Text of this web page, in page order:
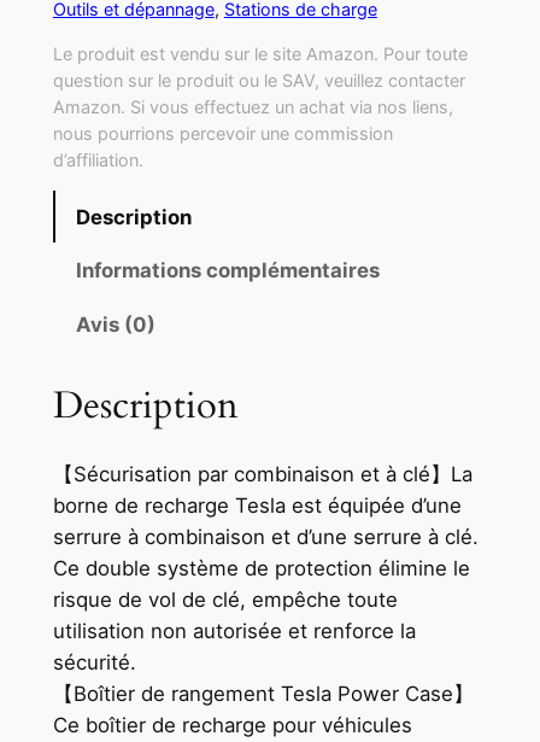
Outils et dépannage, Stations de charge
Le produit est vendu sur le site Amazon. Pour toute
question sur le produit ou le SAV, veuillez contacter
Amazon. Si vous effectuez un achat via nos liens,
nous pourrions percevoir une commission
d’affiliation.
Description
Informations complémentaires
Avis (0)
Description
【Sécurisation par combinaison et à clé】La
borne de recharge Tesla est équipée d’une
serrure à combinaison et d’une serrure à clé.
Ce double système de protection élimine le
risque de vol de clé, empêche toute
utilisation non autorisée et renforce la
sécurité.
【Boîtier de rangement Tesla Power Case】
Ce boîtier de recharge pour véhicules